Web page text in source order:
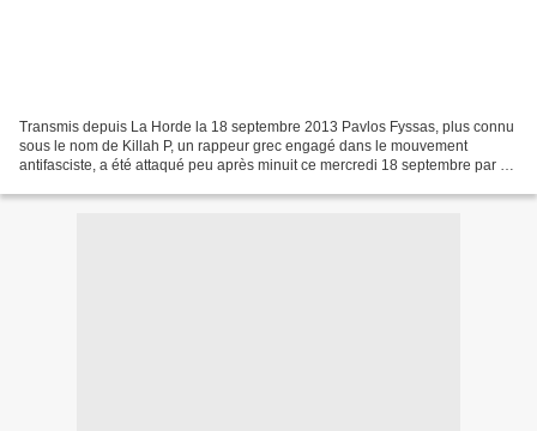
Transmis depuis La Horde la 18 septembre 2013 Pavlos Fyssas, plus connu
sous le nom de Killah P, un rappeur grec engagé dans le mouvement
antifasciste, a été attaqué peu après minuit ce mercredi 18 septembre par un